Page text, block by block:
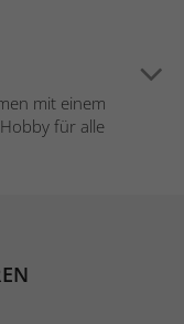
mit einem
für alle